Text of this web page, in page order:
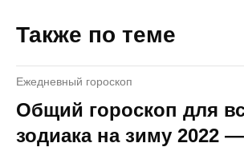
Также по теме
Ежедневный гороскоп
Общий гороскоп для
зодиака на зиму 2022